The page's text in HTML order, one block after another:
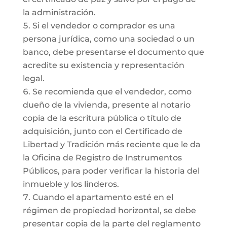
la administración.
Si el vendedor o comprador es una
persona jurídica, como una sociedad o un
banco, debe presentarse el documento que
acredite su existencia y representación
legal.
Se recomienda que el vendedor, como
dueño de la vivienda, presente al notario
copia de la escritura pública o título de
adquisición, junto con el Certificado de
Libertad y Tradición más reciente que le da
la Oficina de Registro de Instrumentos
Públicos, para poder verificar la historia del
inmueble y los linderos.
Cuando el apartamento esté en el
régimen de propiedad horizontal, se debe
presentar copia de la parte del reglamento